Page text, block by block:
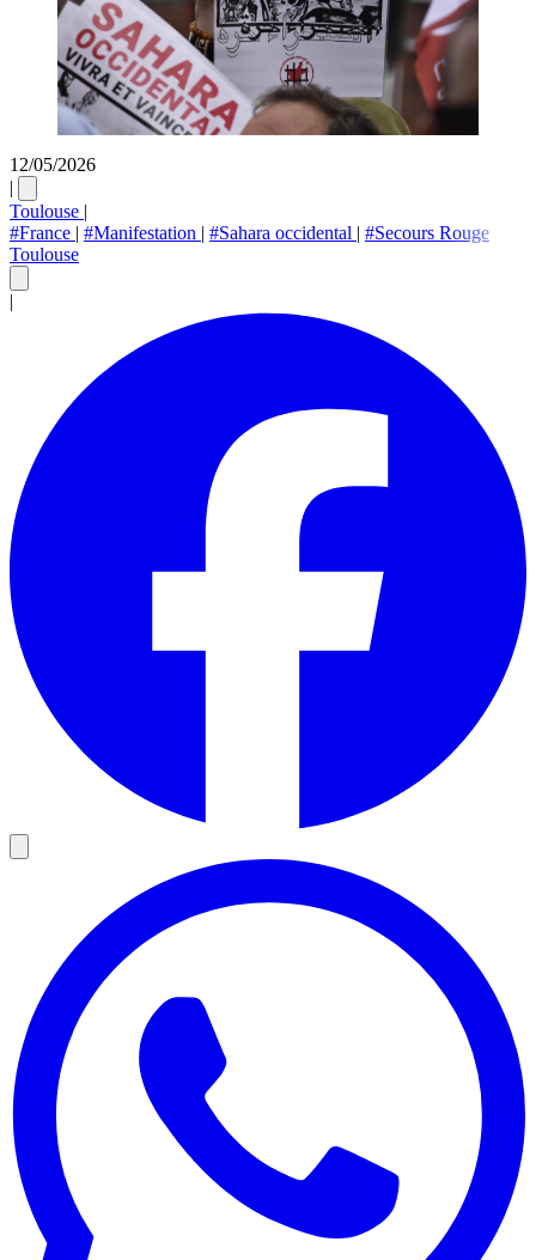
12/05/2026
|
Toulouse |
#France | #Manifestation | #Sahara occidental | #Secours Rouge
Toulouse
|